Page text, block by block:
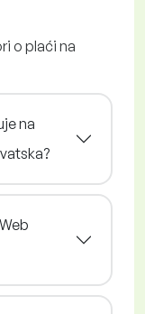
o plaći na
na